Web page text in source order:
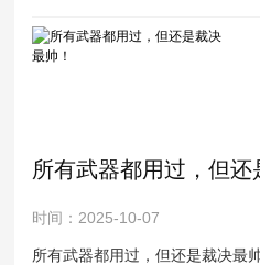
所有武器都用过，但还
时间：2025-10-07
所有武器都用过，但还是裁决最帅